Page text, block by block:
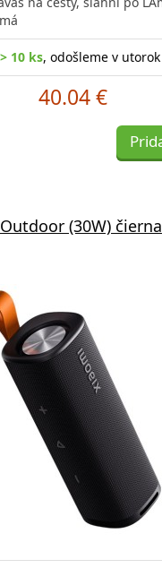
10 ks, odošleme v
40.04 €
(30W) čierna